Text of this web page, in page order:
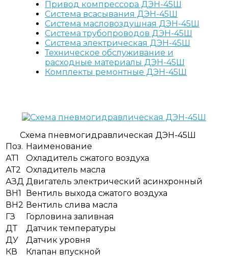
Привод компрессора ДЭН-45Ш
Система всасывания ДЭН-45Ш
Система масловоздушная ДЭН-45Ш
Система трубопроводов ДЭН-45Ш
Система электрическая ДЭН-45Ш
Техническое обслуживание и
расходные материалы ДЭН-45Ш
Комплекты ремонтные ДЭН-45Ш
Схема пневмогидравлическая ДЭН-45Ш
Поз. Наименование
АТ1
Охладитель сжатого воздуха
АТ2 Охладитель масла
АЗД Двигатель электрический асинхронный
ВН1
Вентиль выхода сжатого воздуха
ВН2 Вентиль слива масла
ГЗ
Горловина заливная
ДТ
Датчик температуры
ДУ
Датчик уровня
КВ
Клапан впускной